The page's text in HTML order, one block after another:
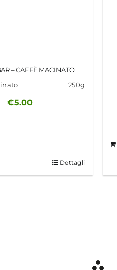
– CAFFÈ MACINATO
250g
€5.00
Dettagli